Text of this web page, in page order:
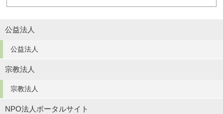
公益法人
公益法人
宗教法人
宗教法人
NPO法人ポータルサイト